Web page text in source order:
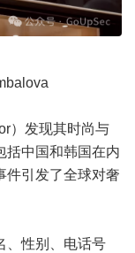
）发现其时尚与
括中国和韩国在内
件引发了全球对奢
、性别、电话号